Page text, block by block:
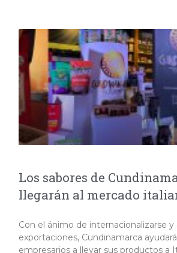
Los sabores de
llegarán al mercado
Con el ánimo de internacionalizarse
exportaciones, Cundinamarca
empresarios a llevar sus productos a